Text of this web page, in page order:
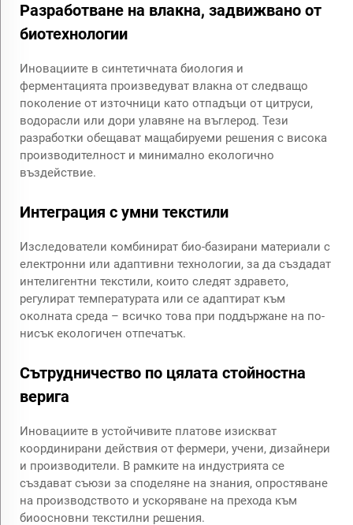
Разработване на влакна, задвижвано от
биотехнологии
Иновациите в синтетичната биология и
ферментацията произведуват влакна от следващо
поколение от източници като отпадъци от цитруси,
водорасли или дори улавяне на въглерод. Тези
разработки обещават мащабируеми решения с висока
производителност и минимално екологично
въздействие.
Интеграция с умни текстили
Изследователи комбинират био-базирани материали с
електронни или адаптивни технологии, за да създадат
интелигентни текстили, които следят здравето,
регулират температурата или се адаптират към
околната среда – всичко това при поддържане на по-
нисък екологичен отпечатък.
Сътрудничество по цялата стойностна
верига
Иновациите в устойчивите платове изискват
координирани действия от фермери, учени, дизайнери
и производители. В рамките на индустрията се
създават съюзи за споделяне на знания, опростяване
на производството и ускоряване на прехода към
биоосновни текстилни решения.